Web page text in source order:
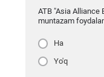
ATB "Asia Alliance
muntazam
Ha
Yo'q